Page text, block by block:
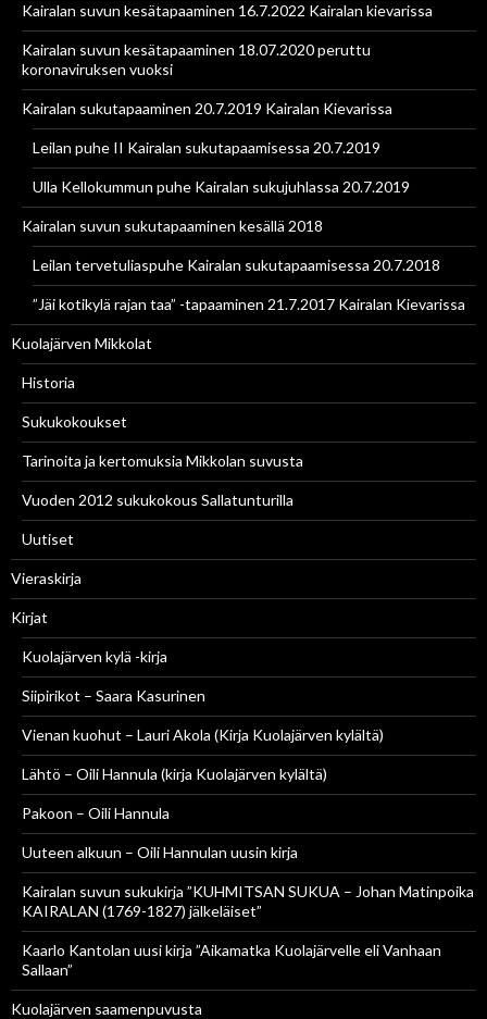
Kairalan suvun kesätapaaminen 16.7.2022 Kairalan kievarissa
Kairalan suvun kesätapaaminen 18.07.2020 peruttu
koronaviruksen vuoksi
Kairalan sukutapaaminen 20.7.2019 Kairalan Kievarissa
Leilan puhe II Kairalan sukutapaamisessa 20.7.2019
Ulla Kellokummun puhe Kairalan sukujuhlassa 20.7.2019
Kairalan suvun sukutapaaminen kesällä 2018
Leilan tervetuliaspuhe Kairalan sukutapaamisessa 20.7.2018
”Jäi kotikylä rajan taa” -tapaaminen 21.7.2017 Kairalan Kievarissa
Kuolajärven Mikkolat
Historia
Sukukokoukset
Tarinoita ja kertomuksia Mikkolan suvusta
Vuoden 2012 sukukokous Sallatunturilla
Uutiset
Vieraskirja
Kirjat
Kuolajärven kylä -kirja
Siipirikot – Saara Kasurinen
Vienan kuohut – Lauri Akola (Kirja Kuolajärven kylältä)
Lähtö – Oili Hannula (kirja Kuolajärven kylältä)
Pakoon – Oili Hannula
Uuteen alkuun – Oili Hannulan uusin kirja
Kairalan suvun sukukirja ”KUHMITSAN SUKUA – Johan Matinpoika
KAIRALAN (1769-1827) jälkeläiset”
Kaarlo Kantolan uusi kirja ”Aikamatka Kuolajärvelle eli Vanhaan
Sallaan”
Kuolajärven saamenpuvusta